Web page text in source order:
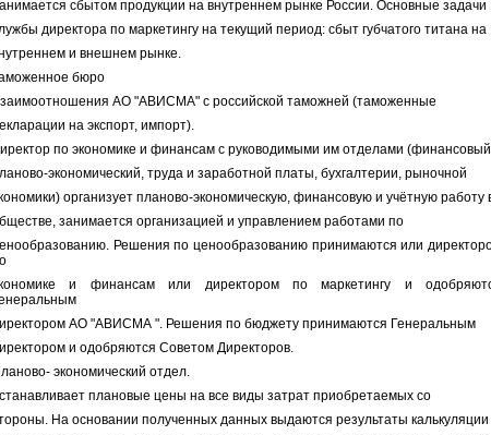
сбытом продукции на внутреннем рынке России. Основные задачи
директора по маркетингу на текущий период: сбыт губчатого титана на
и внешнем рынке.
бюро
АО "АВИСМА" с российской таможней (таможенные
на экспорт, импорт).
по экономике и финансам с руководимыми им отделами
экономический, труда и заработной платы, бухгалтерии, рыночной
организует планово-экономическую, финансовую и учётную работу
занимается организацией и управлением работами по
Решения по ценообразованию принимаются или
и финансам или директором по маркетингу и
АО "АВИСМА ". Решения по бюджету принимаются Генеральным
и одобряются Советом Директоров.
экономический отдел.
плановые цены на все виды затрат приобретаемых со
На основании полученных данных выдаются результаты калькуляции